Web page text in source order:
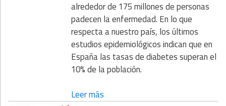
alrededor de 175 millones de personas
padecen la enfermedad. En lo que
respecta a nuestro país, los últimos
estudios epidemiológicos indican que en
España las tasas de diabetes superan el
10% de la población.
Leer más